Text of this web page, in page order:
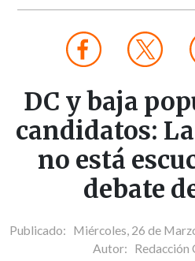
DC y baja
candidatos:
no está
debate
Publicado: Miércoles, 26 de
Autor: Redacción